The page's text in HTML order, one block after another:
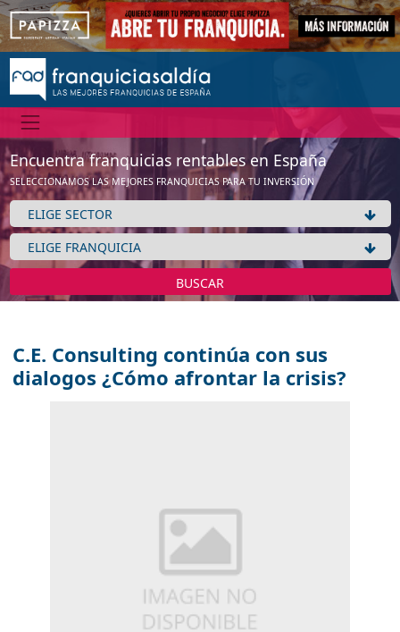
Encuentra franquicias rentables en España
SELECCIONAMOS LAS MEJORES FRANQUICIAS PARA TU INVERSIÓN
BUSCAR
C.E. Consulting continúa con sus
dialogos ¿Cómo afrontar la crisis?